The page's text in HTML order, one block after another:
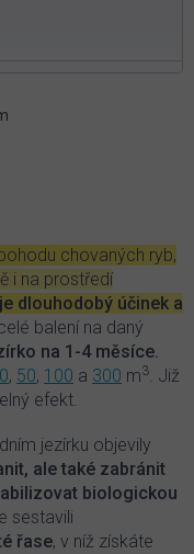
chovaných ryb,
i na prostředí
dlouhodobý účinek a
balení na daný
na 1-4 měsíce.
, 50, 100 a 300 m3. Již
efekt.
jezírku objevily
ale také zabránit
biologickou
sestavili
řase, v níž získáte